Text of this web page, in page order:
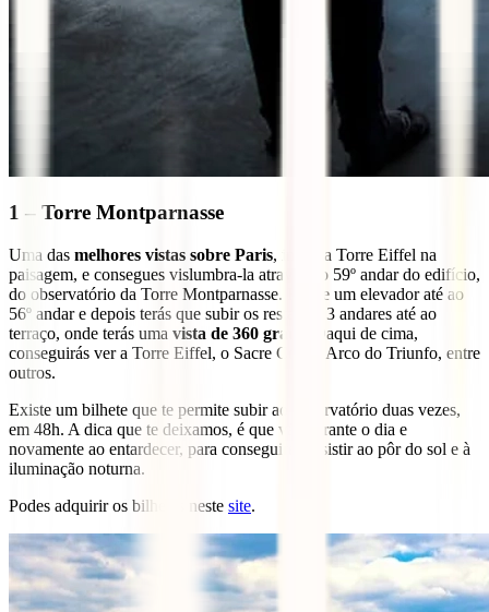
1 – Torre Montparnasse
Uma das melhores vistas sobre Paris, inclui a Torre Eiffel na
paisagem, e consegues vislumbra-la através do 59º andar do edifício,
do observatório da Torre Montparnasse. Existe um elevador até ao
56º andar e depois terás que subir os restantes 3 andares até ao
terraço, onde terás uma vista de 360 graus
. Daqui de cima,
conseguirás ver a Torre Eiffel, o Sacre Couer, Arco do Triunfo, entre
outros.
Existe um bilhete que te permite subir ao observatório duas vezes,
em 48h. A dica que te deixamos, é que vás durante o dia e
novamente ao entardecer, para conseguires assistir ao pôr do sol e à
iluminação noturna.
Podes adquirir os bilhetes neste site.